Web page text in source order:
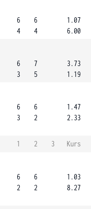
6
4
6
4
1.07
6.00
6
3
7
5
3.73
1.19
6
3
6
2
1.47
2.33
1 2 3
Kurs
6
2
6
2
1.03
8.27